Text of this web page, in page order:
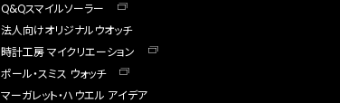
Q&Qスマイルソーラー
法人向けオリジナルウオッチ
時計工房 マイクリエーション
ポール・スミス ウォッチ
マーガレット・ハウエル アイデア